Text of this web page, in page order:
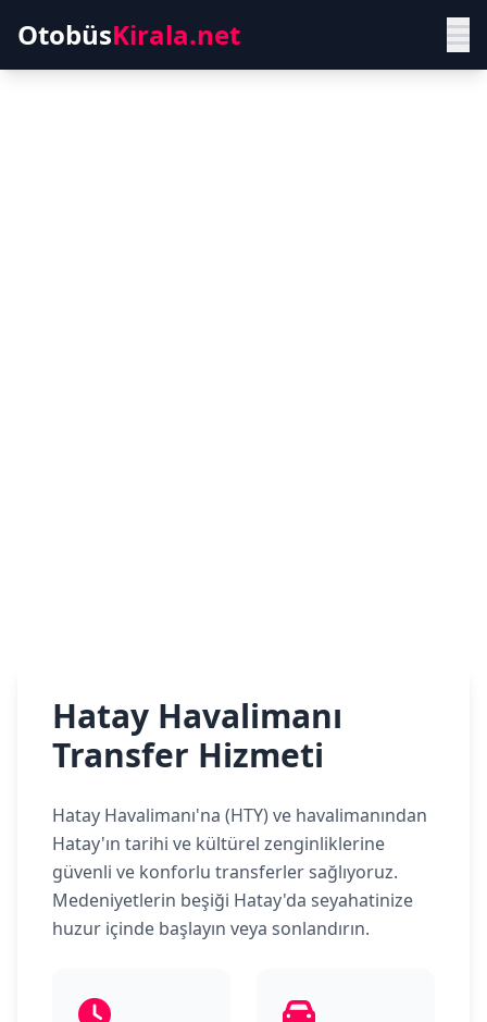
OtobüsKirala.net
Hatay Havalimanı
Transfer Hizmeti
Hatay Havalimanı'na (HTY) ve havalimanından
Hatay'ın tarihi ve kültürel zenginliklerine
güvenli ve konforlu transferler sağlıyoruz.
Medeniyetlerin beşiği Hatay'da seyahatinize
huzur içinde başlayın veya sonlandırın.